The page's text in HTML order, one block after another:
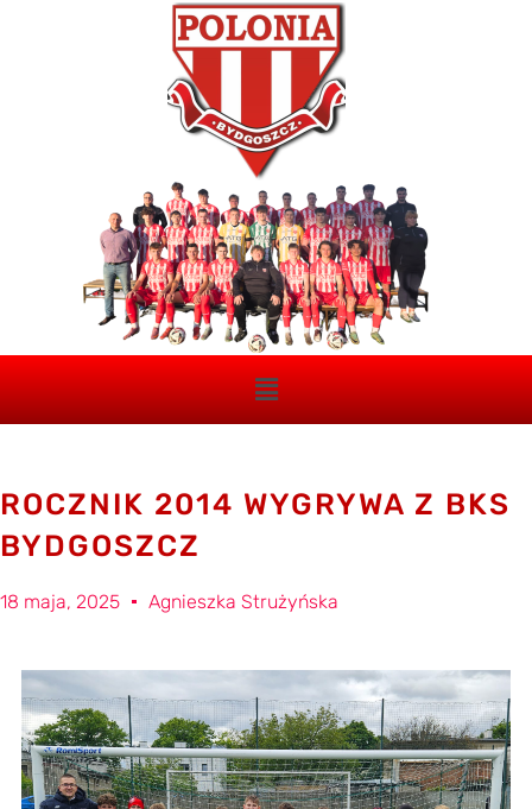
ROCZNIK 2014 WYGRYWA Z BKS
BYDGOSZCZ
18 maja, 2025 Agnieszka Strużyńska